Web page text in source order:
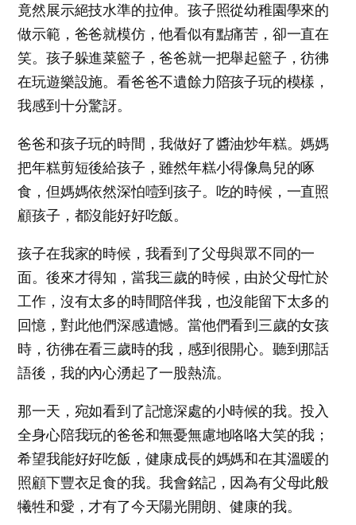
竟然展示絕技水準的拉伸。孩子照從幼稚園學來的
做示範，爸爸就模仿，他看似有點痛苦，卻一直在
笑。孩子躲進菜籃子，爸爸就一把舉起籃子，彷彿
在玩遊樂設施。看爸爸不遺餘力陪孩子玩的模樣，
我感到十分驚訝。
爸爸和孩子玩的時間，我做好了醬油炒年糕。媽媽
把年糕剪短後給孩子，雖然年糕小得像鳥兒的啄
食，但媽媽依然深怕噎到孩子。吃的時候，一直照
顧孩子，都沒能好好吃飯。
孩子在我家的時候，我看到了父母與眾不同的一
面。後來才得知，當我三歲的時候，由於父母忙於
工作，沒有太多的時間陪伴我，也沒能留下太多的
回憶，對此他們深感遺憾。當他們看到三歲的女孩
時，彷彿在看三歲時的我，感到很開心。聽到那話
語後，我的內心湧起了一股熱流。
那一天，宛如看到了記憶深處的小時候的我。投入
全身心陪我玩的爸爸和無憂無慮地咯咯大笑的我；
希望我能好好吃飯，健康成長的媽媽和在其溫暖的
照顧下豐衣足食的我。我會銘記，因為有父母此般
犧牲和愛，才有了今天陽光開朗、健康的我。